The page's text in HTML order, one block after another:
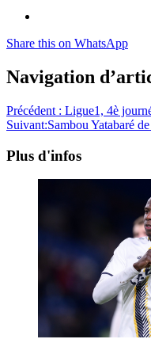
Share this on WhatsApp
Navigation
Précédent : Ligue1, 4è
Suivant:Sambou Yatabaré
Plus d'infos